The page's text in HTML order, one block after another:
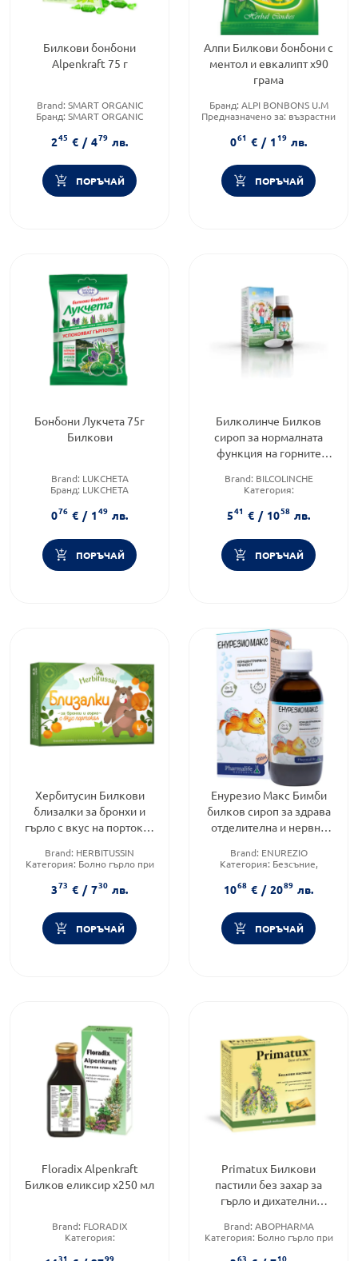
Билкови бонбони
Alpenkraft 75 г
Brand: SMART ORGANIC
Бранд: SMART ORGANIC
245 € / 479 лв.
ПОРЪЧАЙ
Алпи Билкови бонбони с
ментол и евкалипт х90
грама
Бранд: ALPI BONBONS U.M
Предназначено за: възрастни
061 € / 119 лв.
ПОРЪЧАЙ
Бонбони Лукчета 75г
Билкови
Brand: LUKCHETA
Бранд: LUKCHETA
076 € / 149 лв.
ПОРЪЧАЙ
Билколинче Билков
сироп за нормалната
функция на горните
Brand: BILCOLINCHE
Категория:
възрастни
Форма на продукта:сироп
541 € / 1058 лв.
ПОРЪЧАЙ
Хербитусин Билкови
близалки за бронхи и
гърло с вкус на портокал
Brand: HERBITUSSIN
Категория: Болно гърло при
Форма на продукта:
близалки
373 € / 730 лв.
ПОРЪЧАЙ
Енурезио Макс Бимби
билков сироп за здрава
отделителна и нервна
Brand: ENUREZIO
Категория: Безсъние,
безпокойство при деца
Приложение:
орално
1068 € / 2089 лв.
ПОРЪЧАЙ
Floradix Alpenkraft
Билков еликсир х250 мл
Brand: FLORADIX
Категория:
31 99
Primatux Билкови
пастили без захар за
гърло и дихателни
Brand: ABOPHARMA
Категория: Болно гърло при
63 10